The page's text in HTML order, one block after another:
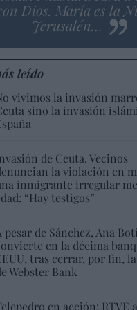
Dios. María es la
Jerusalén…
leído
vivimos la invasión
sino la invasión
de Ceuta. Vecinos
la violación en
inmigrante irregular
“Hay testigos”
pesar de Sánchez, Ana
en la décima
tras cerrar, por fin,
Webster Bank
en acción: RTVE